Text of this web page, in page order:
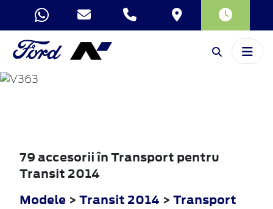
TRANSIT
79 accesorii în Transport pentru
Transit 2014
Modele > Transit 2014 > Transport